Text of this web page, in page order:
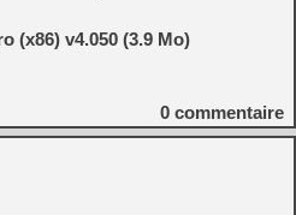
(x86) v4.050 (3.9 Mo)
0 commentaire